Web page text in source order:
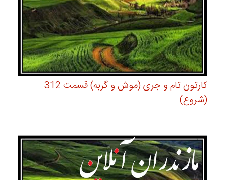
کارتون تام و جری (موش و گربه) قسمت 312
(شروع)